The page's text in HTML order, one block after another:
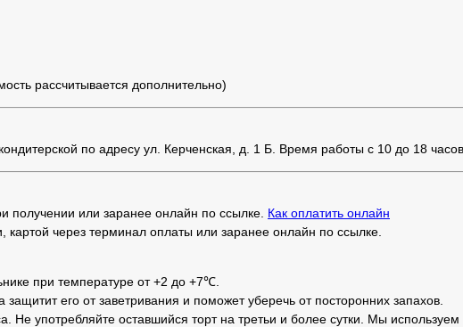
рассчитывается дополнительно)
по адресу ул. Керченская, д. 1 Б. Время работы с 10 до 18 часов.
получении или заранее онлайн по ссылке. Как оплатить онлайн
через терминал оплаты или заранее онлайн по ссылке.
при температуре от +2 до +7℃.
защитит его от заветривания и поможет уберечь от посторонних запахов.
употребляйте оставшийся торт на третьи и более сутки. Мы используем